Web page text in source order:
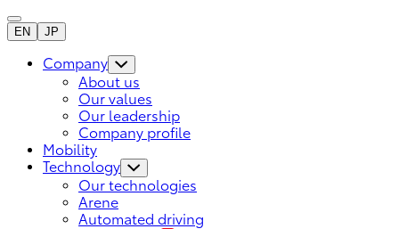
EN JP
Company
About us
Our values
Our leadership
Company profile
Mobility
Technology
Our technologies
Arene
Automated driving